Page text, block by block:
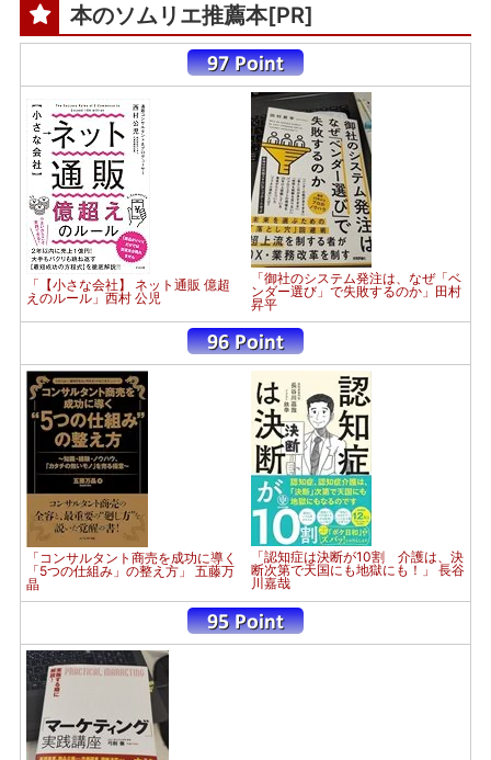
本のソムリエ推薦本[PR]
「【小さな会社】 ネット通販 億超
えのルール」西村 公児
「御社のシステム発注は、なぜ「ベ
ンダー選び」で失敗するのか」田村
昇平
「コンサルタント商売を成功に導く
「5つの仕組み」の整え方」 五藤万
晶
「認知症は決断が10割 介護は、決
断次第で天国にも地獄にも！」 長谷
川嘉哉